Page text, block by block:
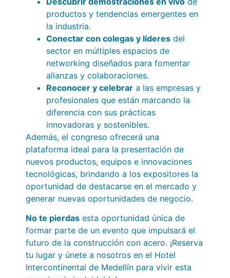
productos y tendencias emergentes en
la industria.
Conectar con colegas y líderes del
sector en múltiples espacios de
networking diseñados para fomentar
alianzas y colaboraciones.
Reconocer y celebrar a las empresas y
profesionales que están marcando la
diferencia con sus prácticas
innovadoras y sostenibles.
Además, el congreso ofrecerá una
plataforma ideal para la presentación de
nuevos productos, equipos e innovaciones
tecnológicas, brindando a los expositores la
oportunidad de destacarse en el mercado y
generar nuevas oportunidades de negocio.
No te pierdas esta oportunidad única de
formar parte de un evento que impulsará el
futuro de la construcción con acero. ¡Reserva
tu lugar y únete a nosotros en el Hotel
Intercontinental de Medellín para vivir esta